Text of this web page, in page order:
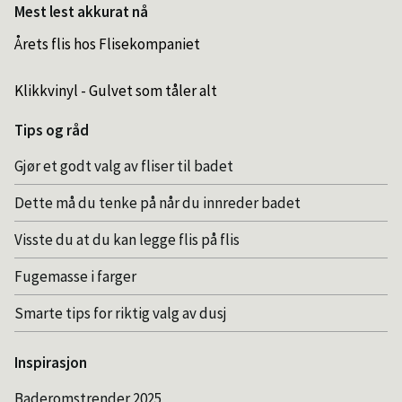
Mest lest akkurat nå
Årets flis hos Flisekompaniet
Klikkvinyl - Gulvet som tåler alt
Tips og råd
Gjør et godt valg av fliser til badet
Dette må du tenke på når du innreder badet
Visste du at du kan legge flis på flis
Fugemasse i farger
Smarte tips for riktig valg av dusj
Inspirasjon